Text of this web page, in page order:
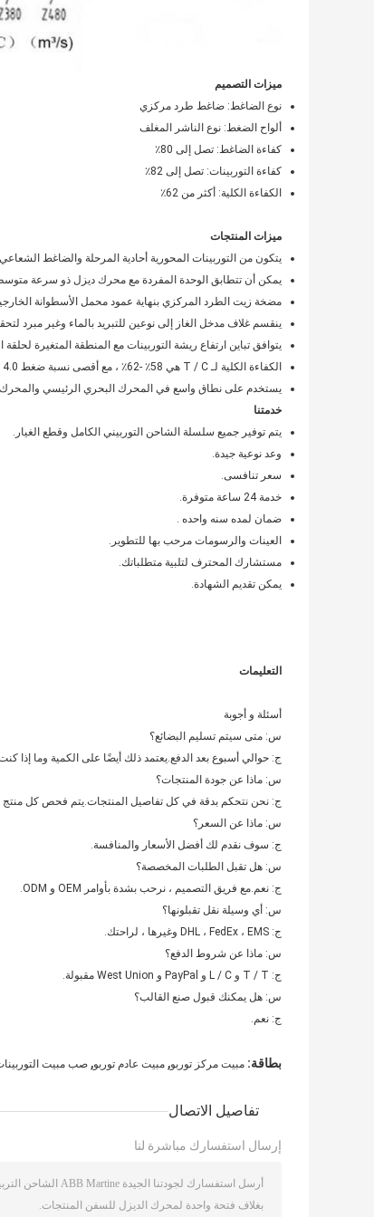
ميزات التصميم
نوع الضاغط: ضاغط طرد مركزي
ألواح الضغط: نوع الناشر المغلف
كفاءة الضاغط: تصل إلى 80٪
كفاءة التوربينات: تصل إلى 82٪
الكفاءة الكلية: أكثر من 62٪
ميزات المنتجات
يتكون من التوربينات المحورية أحادية المرحلة والضاغط الشعاعي
يمكن أن تتطابق الوحدة المفردة مع محرك ديزل ذو سرعة متوسطة ثنائية
مضخة زيت الطرد المركزي بنهاية عمود محمل الأسطوانة
ينقسم غلاف مدخل الغاز إلى نوعين للتبريد بالماء وغير
يتوافق تباين ارتفاع ريشة التوربينات مع المنطقة المتغيرة لحلقة
الكفاءة الكلية لـ T / C هي 58٪ -62٪ ، مع أقصى نسبة ضغط 4.0
يستخدم على نطاق واسع في المحرك البحري الرئيسي والمحرك
خدمتنا
يتم توفير جميع سلسلة الشاحن التوربيني الكامل وقطع الغيار.
وعد نوعية جيدة.
سعر تنافسى.
خدمة 24 ساعة متوفرة.
ضمان لمده سنه واحده .
العينات والرسومات مرحب بها للتطوير.
مستشارك المحترف لتلبية متطلباتك.
يمكن تقديم الشهادة.
التعليمات
أسئلة و أجوبة
س: متى سيتم تسليم البضائع؟
ج: حوالي أسبوع بعد الدفع.يعتمد ذلك أيضًا على الكمية وما إذا
س: ماذا عن جودة المنتجات؟
ج: نحن نتحكم بدقة في كل تفاصيل المنتجات.يتم فحص كل منتج
س: ماذا عن السعر؟
ج: سوف نقدم لك أفضل الأسعار والمنافسة.
س: هل تقبل الطلبات المخصصة؟
ج: نعم.مع فريق التصميم ، نرحب بشدة بأوامر OEM و ODM.
س: أي وسيلة نقل تقبلونها؟
ج: DHL ، FedEx ، EMS وغيرها ، لراحتك.
س: ماذا عن شروط الدفع؟
ج: T / T و L / C و PayPal و West Union مقبولة.
س: هل يمكنك قبول صنع القالب؟
ج: نعم.
بطاقة: مبيت مركز توربو, مبيت عادم توربو, صب مبيت
تفاصيل الاتصال
إرسال استفسارك مباشرة لنا